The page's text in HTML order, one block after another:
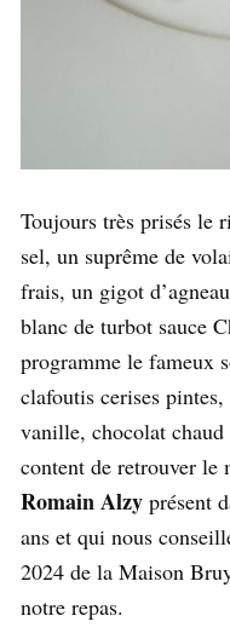
Toujours très prisés le
sel, un suprême de
frais, un gigot
blanc de turbot sauce
programme le fameux
clafoutis cerises
vanille, chocolat chaud
content de retrouver le
Romain Alzy présent
ans et qui nous
2024 de la Maison
notre repas.